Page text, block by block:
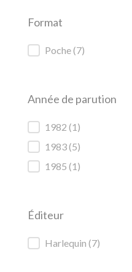
Format
Format
Poche(7)
Année de parution
Année de parution
1982 (1)
1983(5)
1985 (1)
Éditeur
Éditeur
Harlequin (7)